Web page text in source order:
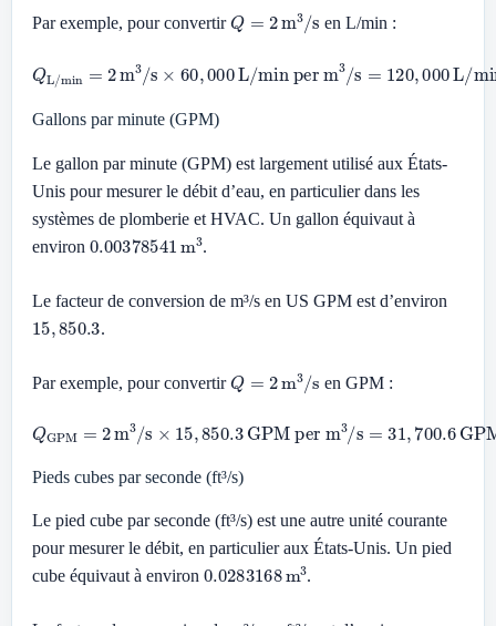
Par exemple, pour convertir Q m s en L/min :
Q 2 3 s 60,000L/min per m = 120 000 L/min
Gallons par minute (GPM)
Le gallon par minute (GPM) est largement utilisé aux États-
Unis pour mesurer le débit d’eau, en particulier dans les
systèmes de plomberie et HVAC. Un gallon équivaut à
environ 0.00378541 m3.
Le facteur de conversion de m³/s en US GPM est d’environ
15 850.3.
Par exemple, pour convertir Q m s en GPM :
Q 2 3/ s 15, 850.3 GPM per m = 31 700.6GPM
Pieds cubes par seconde (ft³/s)
Le pied cube par seconde (ft³/s) est une autre unité courante
pour mesurer le débit, en particulier aux États-Unis. Un pied
cube équivaut à environ 0.0283168 m3.